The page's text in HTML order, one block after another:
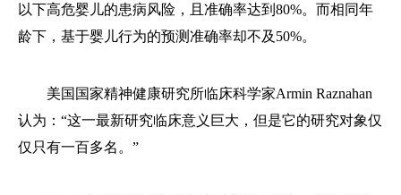
以下高危婴儿的患病风险，且准确率达到80%。而相同年
龄下，基于婴儿行为的预测准确率却不及50%。
美国国家精神健康研究所临床科学家Armin Raznahan
认为：“这一最新研究临床意义巨大，但是它的研究对象仅
仅只有一百多名。”